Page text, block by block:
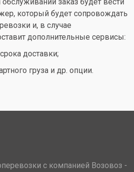
который будет сопровождать
и, в случае
дополнительные сервисы:
доставки;
груза и др. опции.
с компанией Возовоз -